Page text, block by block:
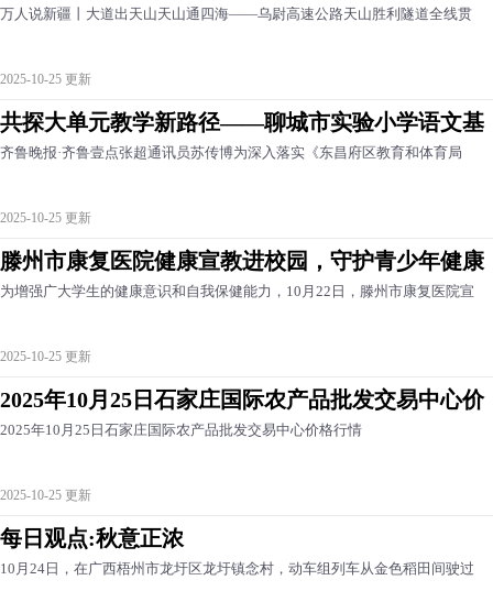
万人说新疆丨大道出天山天山通四海——乌尉高速公路天山胜利隧道全线贯
2025-10-25 更新
共探大单元教学新路径——聊城市实验小学语文基
齐鲁晚报·齐鲁壹点张超通讯员苏传博为深入落实《东昌府区教育和体育局
2025-10-25 更新
滕州市康复医院健康宣教进校园，守护青少年健康
为增强广大学生的健康意识和自我保健能力，10月22日，滕州市康复医院宣
2025-10-25 更新
2025年10月25日石家庄国际农产品批发交易中心价
2025年10月25日石家庄国际农产品批发交易中心价格行情
2025-10-25 更新
每日观点:秋意正浓
10月24日，在广西梧州市龙圩区龙圩镇念村，动车组列车从金色稻田间驶过